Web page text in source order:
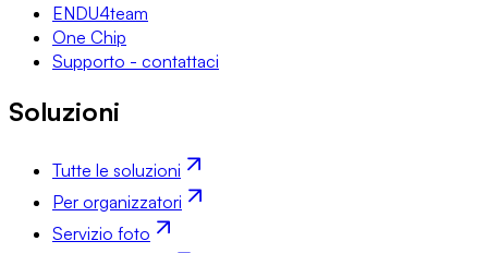
ENDU4team
One Chip
Supporto - contattaci
Soluzioni
Tutte le soluzioni
Per organizzatori
Servizio foto